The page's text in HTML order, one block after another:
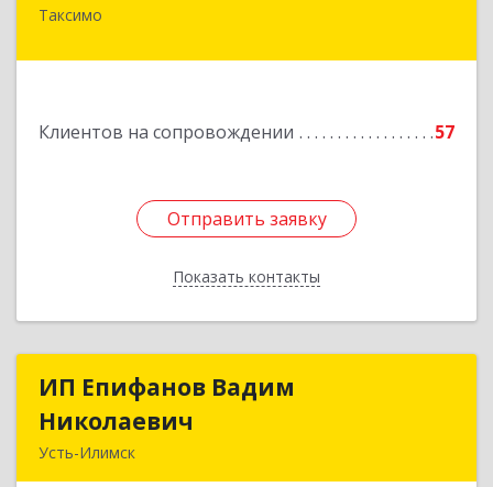
Таксимо
Клиентов на сопровождении 57
Отправить заявку
Показать контакты
671560, Республика Бурятия, Муйский р-н, пгт.
Отправить заявку
Назад
ИП Епифанов Вадим
Николаевич
Усть-Илимск
ИП Епифанов Вадим